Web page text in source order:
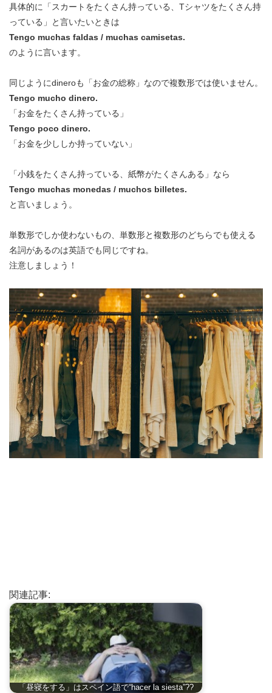
具体的に「スカートをたくさん持っている、Tシャツをたくさん持
っている」と言いたいときは
Tengo muchas faldas / muchas camisetas.
のように言います。
同じようにdineroも「お金の総称」なので複数形では使いません。
Tengo mucho dinero.
「お金をたくさん持っている」
Tengo poco dinero.
「お金を少ししか持っていない」
「小銭をたくさん持っている、紙幣がたくさんある」なら
Tengo muchas monedas / muchos billetes.
と言いましょう。
単数形でしか使わないもの、単数形と複数形のどちらでも使える
名詞があるのは英語でも同じですね。
注意しましょう！
関連記事:
「昼寝をする」はスペイン語で“hacer la siesta”??